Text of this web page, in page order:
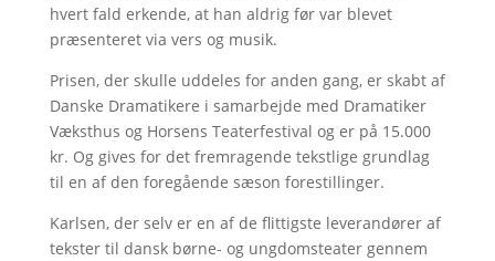
hvert fald erkende, at han aldrig før var blevet
præsenteret via vers og musik.
Prisen, der skulle uddeles for anden gang, er skabt af
Danske Dramatikere i samarbejde med Dramatiker
Væksthus og Horsens Teaterfestival og er på 15.000
kr. Og gives for det fremragende tekstlige grundlag
til en af den foregående sæson forestillinger.
Karlsen, der selv er en af de flittigste leverandører af
tekster til dansk børne- og ungdomsteater gennem